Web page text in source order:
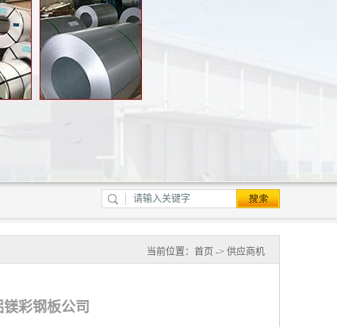
当前位置： 首页 -> 供应商机
彩钢板公司